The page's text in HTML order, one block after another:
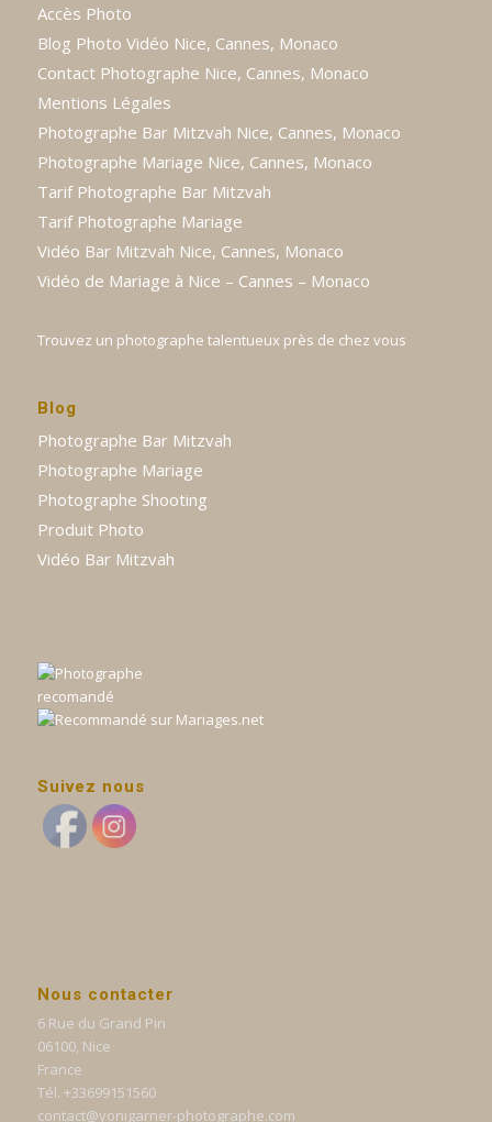
Accès Photo
Blog Photo Vidéo Nice, Cannes, Monaco
Contact Photographe Nice, Cannes, Monaco
Mentions Légales
Photographe Bar Mitzvah Nice, Cannes, Monaco
Photographe Mariage Nice, Cannes, Monaco
Tarif Photographe Bar Mitzvah
Tarif Photographe Mariage
Vidéo Bar Mitzvah Nice, Cannes, Monaco
Vidéo de Mariage à Nice – Cannes – Monaco
Trouvez un photographe talentueux près de chez vous
Blog
Photographe Bar Mitzvah
Photographe Mariage
Photographe Shooting
Produit Photo
Vidéo Bar Mitzvah
Suivez nous
Nous contacter
6 Rue du Grand Pin
06100, Nice
France
Tél. +33699151560
contact@yonigarner-photographe.com